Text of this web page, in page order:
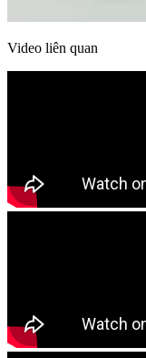
Video liên quan